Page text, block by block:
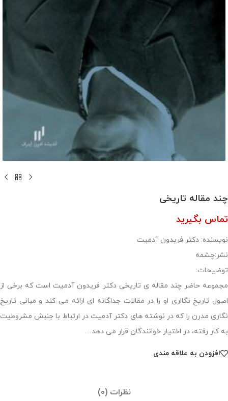
چند مقاله تاریخی
تماس بگیرید
نویسنده: دکتر فریدون آدمیت
نشر:چشمه
توضیحات:
مجموعه حاضر چند مقاله ی تاریخی دکتر فریدون آدمیت است که برخی از
اصول تاریخ نگااری او را در مقالات جداگانه ای ارائه می کند و مبانی تاریخ
نگاری مدرن را که در نوشته های دکتر آدمیت در ارتباط با جنبش مشروطیت
به کار رفته، در اختیار خوانندگان قرار می دهد…
افزودن به علاقه مندی
نظرات (0)